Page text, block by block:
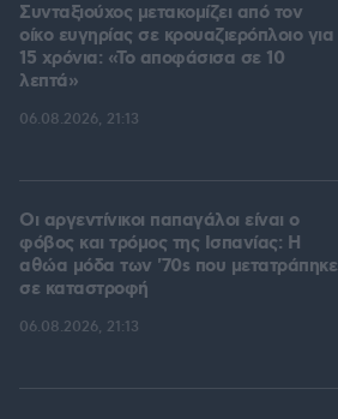
Συνταξιούχος μετακομίζει από τον
οίκο ευγηρίας σε κρουαζιερόπλοιο για
15 χρόνια: «Το αποφάσισα σε 10
λεπτά»
06.08.2026, 21:13
Οι αργεντίνικοι παπαγάλοι είναι ο
φόβος και τρόμος της Ισπανίας: Η
αθώα μόδα των '70s που μετατράπηκε
σε καταστροφή
06.08.2026, 21:13